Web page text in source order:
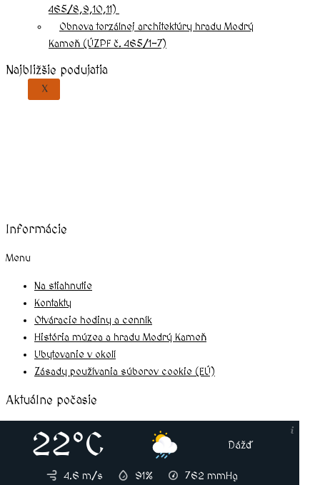
465/8,9,10,11)
Obnova torzálnej architektúry hradu Modrý
Kameň (ÚZPF č. 465/1-7)
X
Najbližšie podujatia
Informácie
Menu
Na stiahnutie
Kontakty
Otváracie hodiny a cenník
História múzea a hradu Modrý Kameň
Ubytovanie v okolí
Zásady používania súborov cookie (EÚ)
Aktuálne počasie
22°C Dážď
4.6 m/s 91% 762 mmHg